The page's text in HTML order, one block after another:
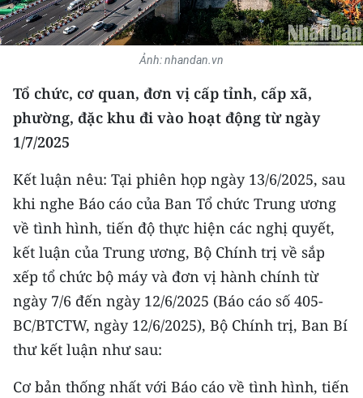
BẠN ĐỌC
KIỂM CHỨNG THÔNG TIN
TRI THỨC CHUYÊN SÂU
54 DÂN TỘC VIỆT NAM
MỘT SẢN PHẨM
RADIO
MEDIA CENTER
E-Magazine
Video
Media Chính trị
Ảnh: nhandan.vn
Tổ chức, cơ quan, đơn vị cấp tỉnh, cấp xã,
phường, đặc khu đi vào hoạt động từ ngày
1/7/2025
Kết luận nêu: Tại phiên họp ngày 13/6/2025, sau
khi nghe Báo cáo của Ban Tổ chức Trung ương
về tình hình, tiến độ thực hiện các nghị quyết,
kết luận của Trung ương, Bộ Chính trị về sắp
xếp tổ chức bộ máy và đơn vị hành chính từ
ngày 7/6 đến ngày 12/6/2025 (Báo cáo số 405-
BC/BTCTW, ngày 12/6/2025), Bộ Chính trị, Ban Bí
thư kết luận như sau:
Cơ bản thống nhất với Báo cáo về tình hình, tiến